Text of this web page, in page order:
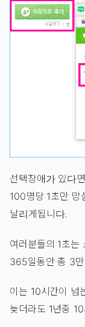
선택장애가 있다
100명당 1초만 망
날리게됩니다.
여러분들의 1초는
365일동안 총 3
이는 10시간이 넘
늦더라도 1년중